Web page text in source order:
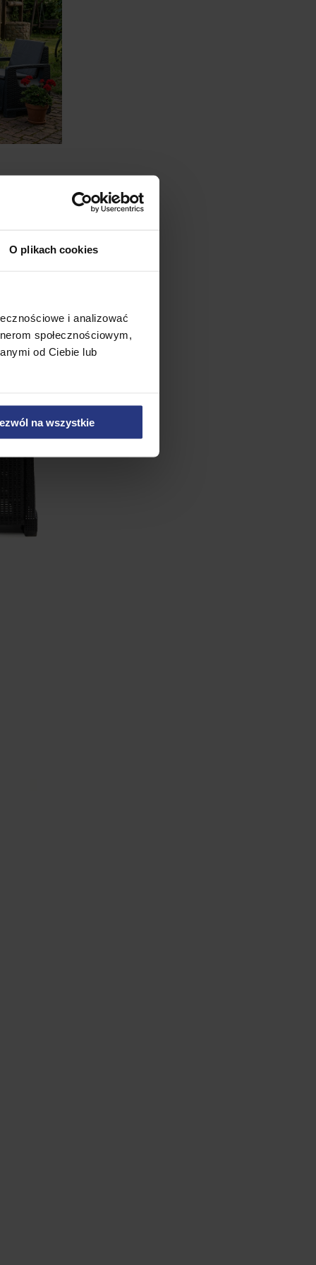
O plikach cookies
i analizować
społecznościowym,
od Ciebie lub
na wszystkie